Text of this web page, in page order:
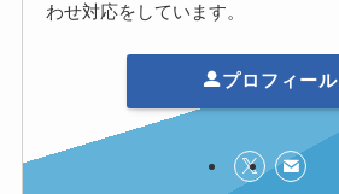
わせ対応をしています。
プロフィール